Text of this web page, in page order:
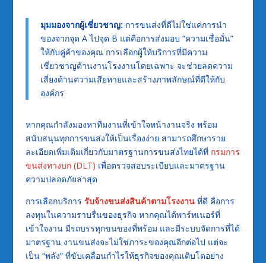
มุมมองจากผู้เชี่ยวชาญ: การขนส่งที่ดีไม่ใช่แค่การนำ
ของจากจุด A ไปจุด B แต่คือการส่งมอบ “ความเชื่อมั่น”
ให้กับคู่ค้าของคุณ การเลือกผู้ให้บริการที่มีความ
เชี่ยวชาญด้านงานโรงงานโดยเฉพาะ จะช่วยลดความ
เสี่ยงด้านความเสียหายและสร้างภาพลักษณ์ที่ดีให้กับ
องค์กร
หากคุณกำลังมองหาทีมงานที่เข้าใจหน้างานจริง พร้อม
สนับสนุนทุกการขนส่งให้เป็นเรื่องง่าย สามารถศึกษาราย
ละเอียดเพิ่มเติมเกี่ยวกับมาตรฐานการขนส่งไทยได้ที่ กรมการ
ขนส่งทางบก (DLT) เพื่อตรวจสอบระเบียบและมาตรฐาน
ความปลอดภัยล่าสุด
การเลือกบริการ รับจ้างขนส่งสินค้าตามโรงงาน ที่ดี คือการ
ลงทุนในความราบรื่นของธุรกิจ หากคุณได้พาร์ทเนอร์ที่
เข้าใจงาน มีรถบรรทุกขนของที่พร้อม และมีระบบจัดการที่ได้
มาตรฐาน งานขนส่งจะไม่ใช่ภาระของคุณอีกต่อไป แต่จะ
เป็น “พลัง” ที่ขับเคลื่อนกำไรให้ธุรกิจของคุณเติบโตอย่าง